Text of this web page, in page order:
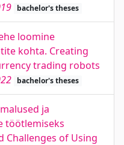
bachelor's theses
loomine
kohta. Creating
trading robots
bachelor's theses
ja
töötlemiseks
Challenges of Using